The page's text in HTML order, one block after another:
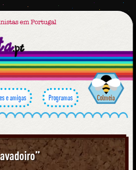
em Portugal
e amigas Programas Colmeia